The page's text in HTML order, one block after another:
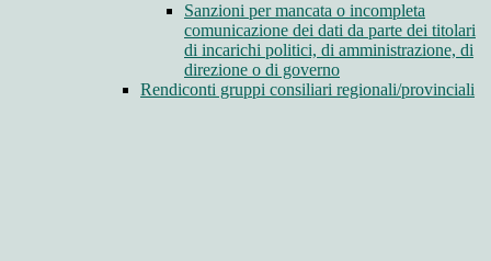
Sanzioni per mancata o incompleta
comunicazione dei dati da parte dei titolari
di incarichi politici, di amministrazione, di
direzione o di governo
Rendiconti gruppi consiliari regionali/provinciali